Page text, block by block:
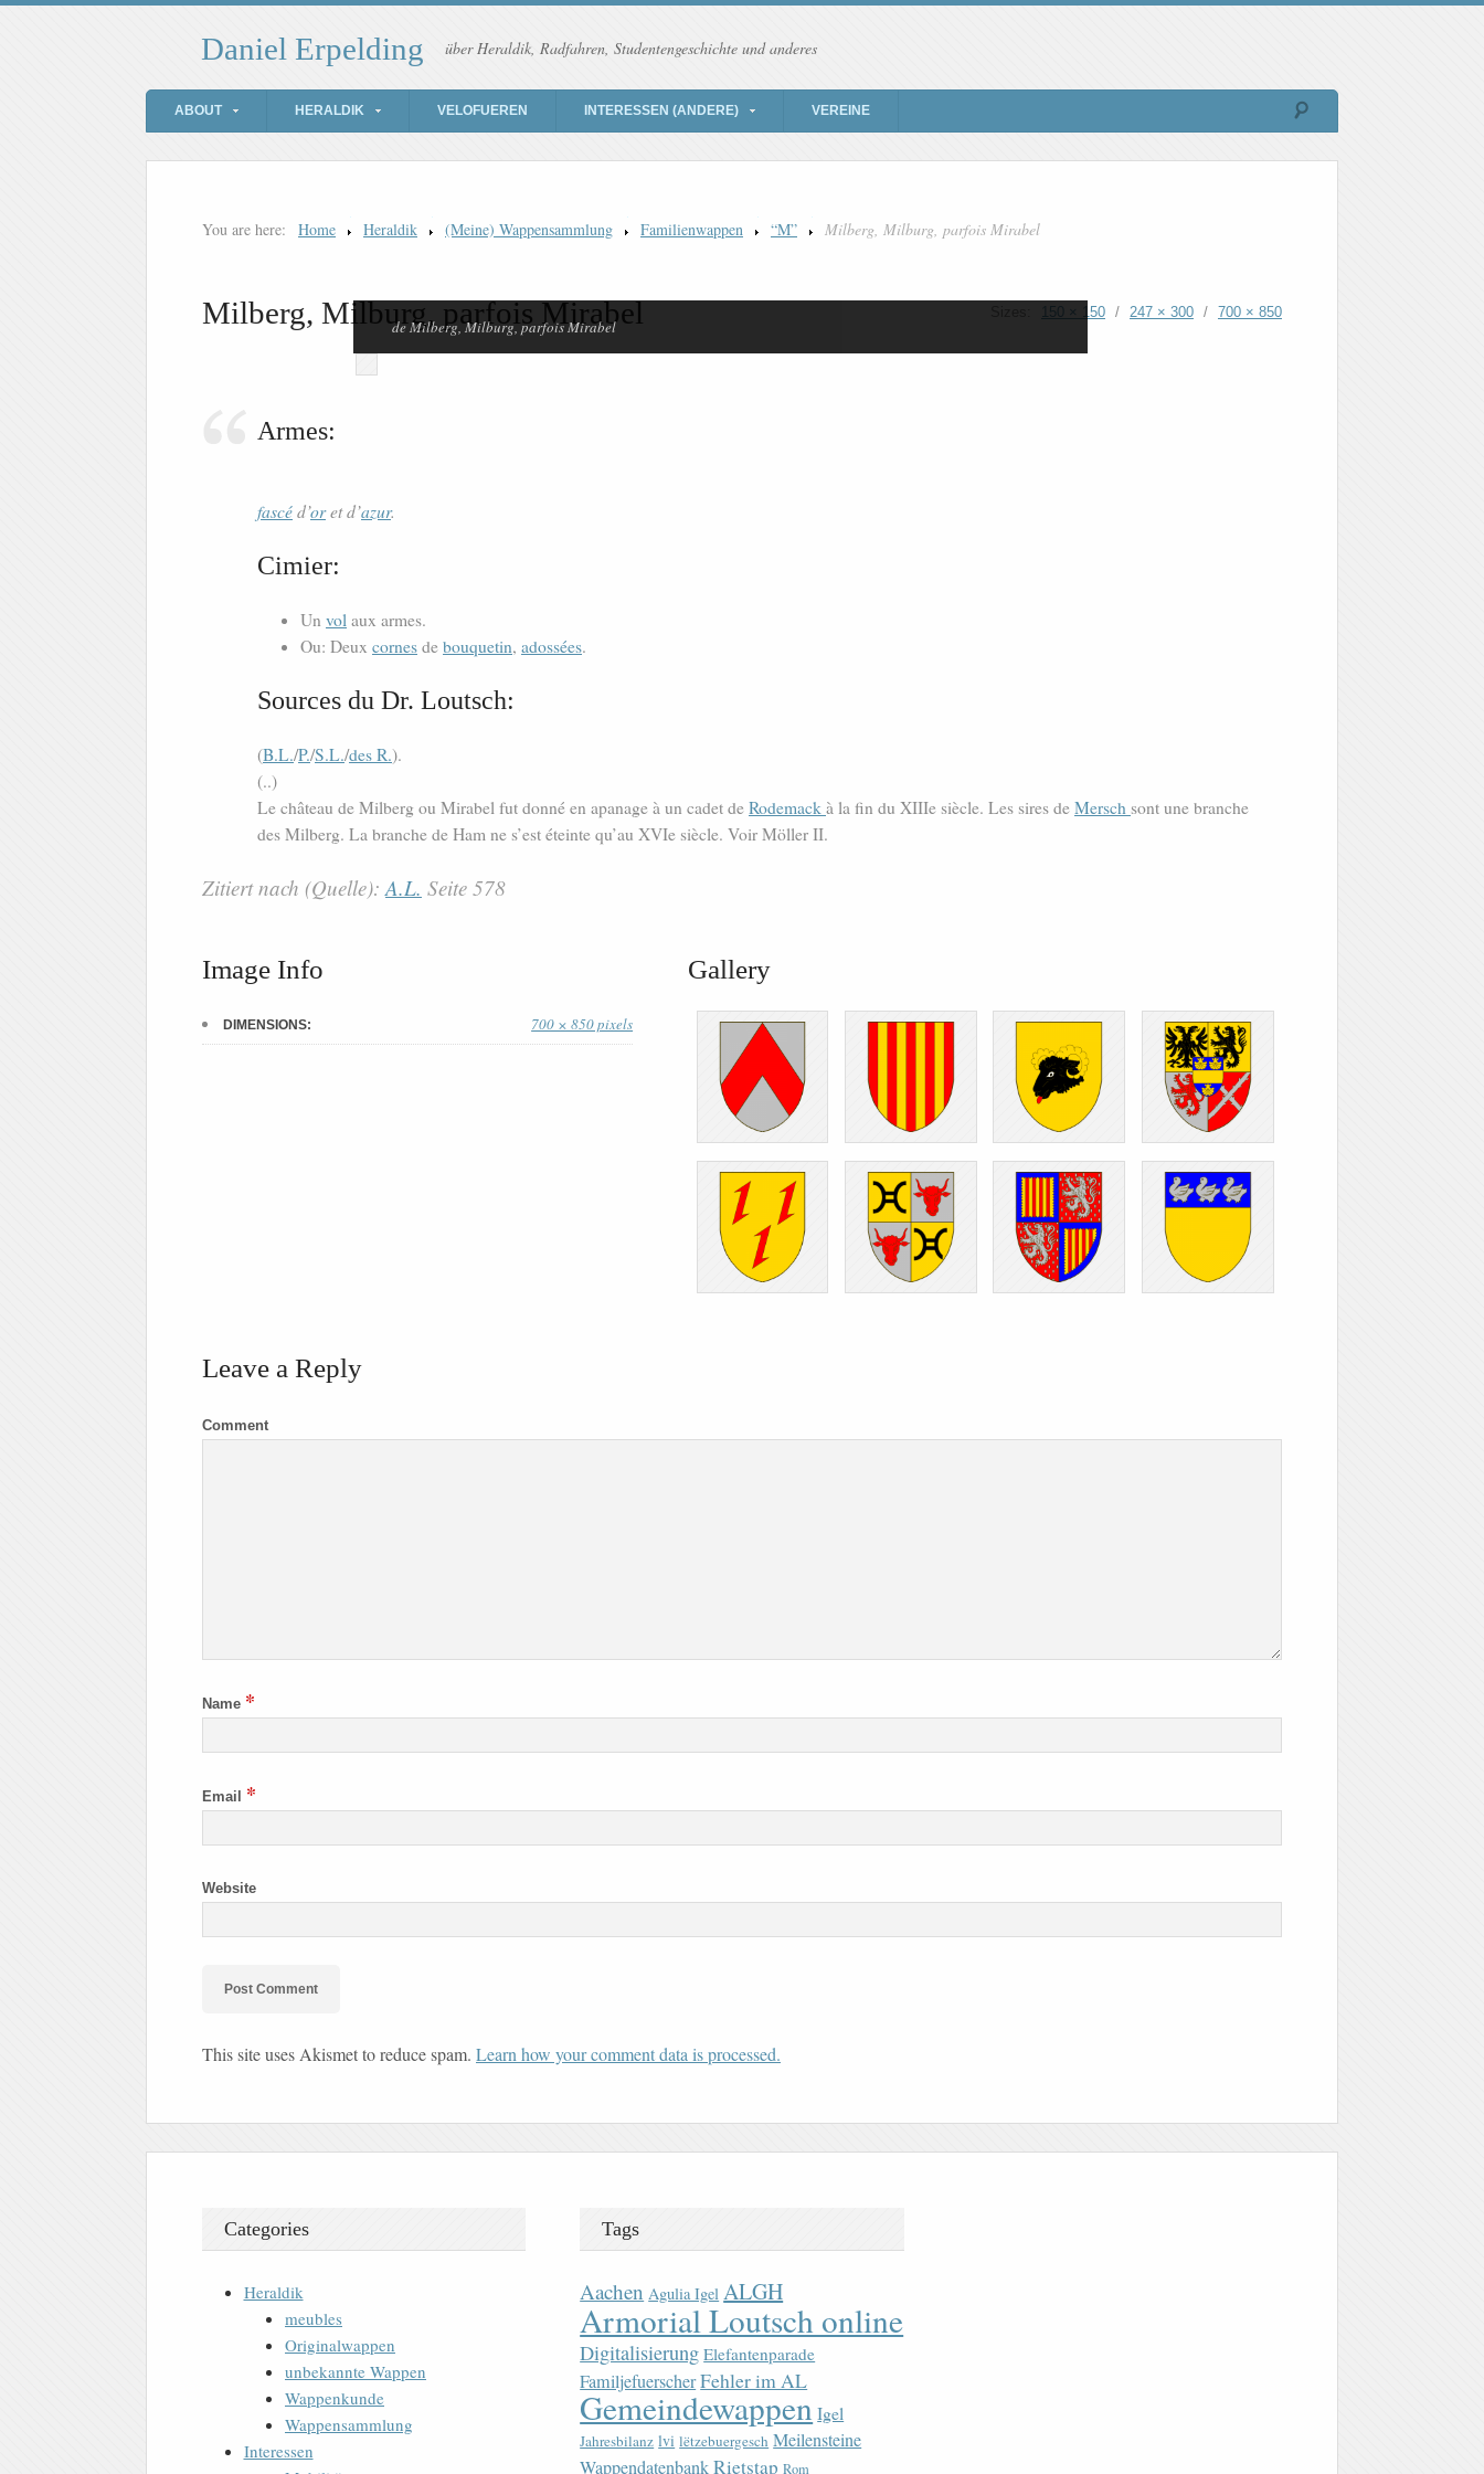
Daniel Erpelding über Heraldik, Radfahren, Studentengeschichte und anderes
ABOUT HERALDIK VELOFUEREN INTERESSEN (ANDERE) VEREINE
You are here: Home Heraldik (Meine) Wappensammlung Familienwappen “M” Milberg, Milburg, parfois Mirabel
Milberg, Milburg, parfois Mirabel 150 × 150 / 247 × 300 / 700 × 850
de Milberg, Milburg, parfois Mirabel
Armes:
fascéd’oret d’azur.
Cimier:
Un vol aux armes.
Ou: Deux cornes de bouquetin, adossées.
Sources du Dr. Loutsch:
(B.L./P./S.L./des R.).
(..)
Le château de Milberg ou Mirabel fut donné en apanage à un cadet de Rodemack à la fin du XIIIe siècle. Les sires de Mersch sont une branche
des Milberg. La branche de Ham ne s’est éteinte qu’au XVIe siècle. Voir Möller II.
Zitiert nach (Quelle):A.L. Seite 578
Image Info
DIMENSIONS: 700 × 850 pixels
Gallery
Leave a Reply
Comment
Name *
Email *
Website
This site uses Akismet to reduce spam. Learn how your comment data is processed.
Categories
Heraldik
meubles
Originalwappen
unbekannte Wappen
Wappenkunde
Wappensammlung
Interessen
Tags
Aachen Agulia Igel ALGH
Armorial Loutsch online
Digitalisierung Elefantenparade
FamiljefuerscherFehler im AL
Gemeindewappen Igel
Jahresbilanz lvi lëtzebuergesch Meilensteine
WappendatenbankRietstap Rom